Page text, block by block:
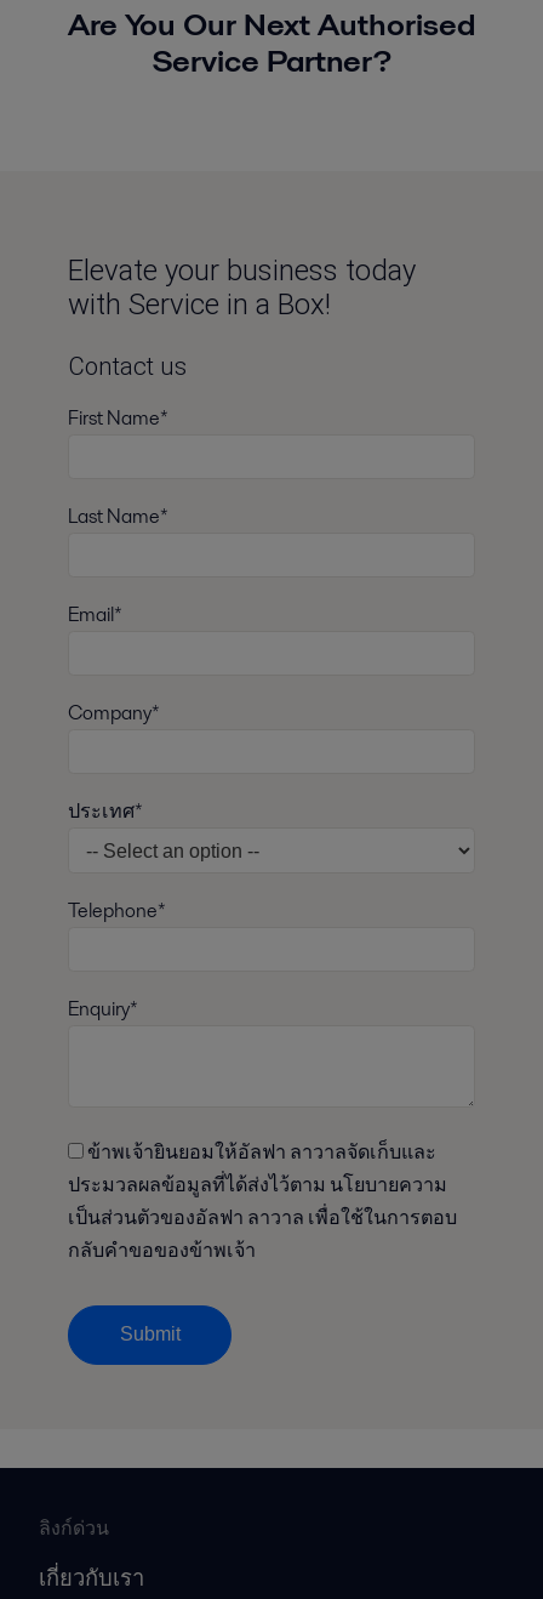
Are You Our Next Authorised
Service Partner?
Elevate your business today
with Service in a Box!
Contact us
First Name*
Last Name*
Email*
Company*
ประเทศ*
Telephone*
Enquiry*
ประมวลผลข้อมูลที่ได้ส่งไว้ตาม นโยบายความ
เป็นส่วนตัวของอัลฟา ลาวาล เพื่อใช้ในการตอบ
กลับคำขอของข้าพเจ้า
Submit
ลิงก์ด่วน
เกี่ยวกับเรา